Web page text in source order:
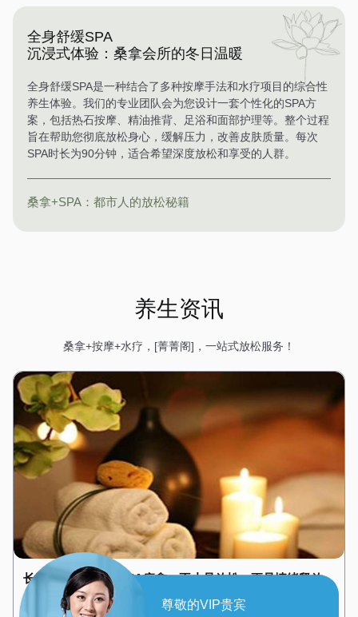
尊敬的VIP贵宾
全身舒缓SPA
沉浸式体验：桑拿会所的冬日温暖
全身舒缓SPA是一种结合了多种按摩手法和水疗项目的综合性
养生体验。我们的专业团队会为您设计一套个性化的SPA方
案，包括热石按摩、精油推背、足浴和面部护理等。整个过程
旨在帮助您彻底放松身心，缓解压力，改善皮肤质量。每次
SPA时长为90分钟，适合希望深度放松和享受的人群。
桑拿+SPA：都市人的放松秘籍
养生资讯
桑拿+按摩+水疗，[菁菁阁]，一站式放松服务！
长沙岳麓精油舒缓SPA疗愈，不止是放松，更是情绪释放
长沙岳麓很多疲惫不是累在身体，而是累在心里：压抑、烦
躁、紧绷、提不起精神。这种情绪性疲惫，需要温柔的SPA疗愈